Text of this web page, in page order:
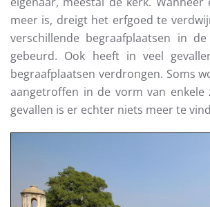
meer is, dreigt het erfgoed te
verschillende begraafplaatsen in
gebeurd. Ook heeft in veel
begraafplaatsen verdrongen. Soms
aangetroffen in de vorm van enkele
gevallen is er echter niets meer te